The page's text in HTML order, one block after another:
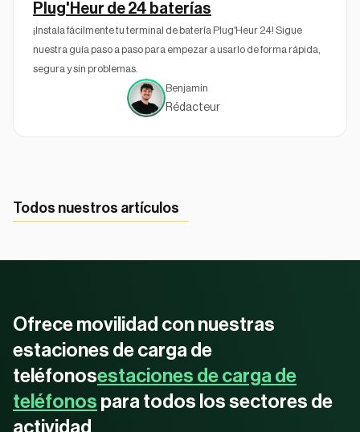
Plug'Heur de 24 baterías
¡Instala fácilmente tu terminal de batería Plug'Heur 24! Sigue
nuestra guía paso a paso para empezar a usarlo de forma rápida,
segura y sin problemas.
Benjamin
Rédacteur
Todos nuestros artículos
Ofrece movilidad con nuestras
estaciones de carga de
teléfonosestaciones de carga de
teléfonos para todos los sectores de
actividad